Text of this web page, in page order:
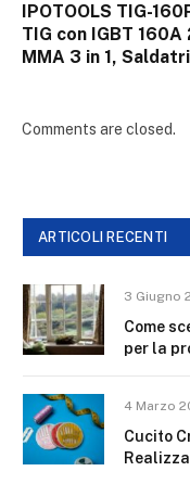
IPOTOOLS TIG-
TIG con IGBT
MMA 3 in 1,
Comments are closed.
ARTICOLI RECENTI
3 Giugno
Come
per la
4 Marzo
Cucito